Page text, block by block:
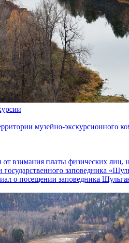
музейно-экскурсионного
взимания платы физических
государственного заповедника
о посещении заповедника